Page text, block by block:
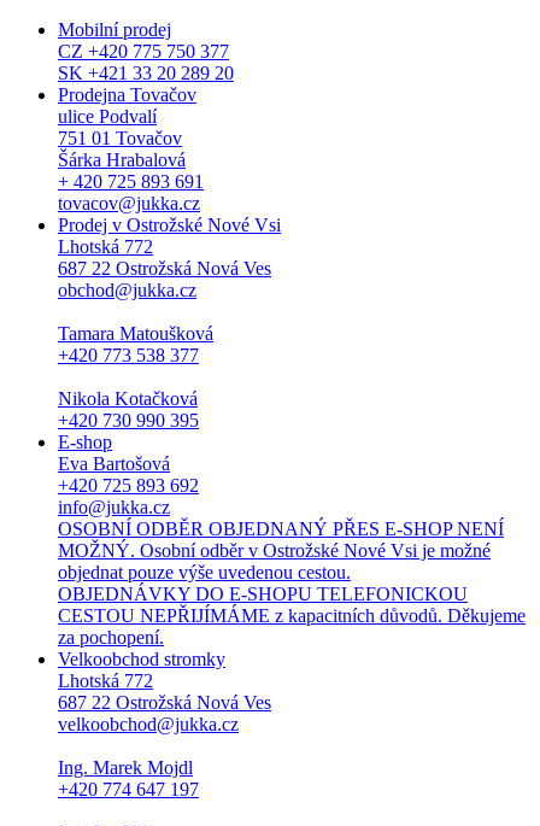
Mobilní prodej
CZ +420 775 750 377
SK +421 33 20 289 20
Prodejna Tovačov
ulice Podvalí
751 01 Tovačov
Šárka Hrabalová
+ 420 725 893 691
tovacov@jukka.cz
Prodej v Ostrožské Nové Vsi
Lhotská 772
687 22 Ostrožská Nová Ves
obchod@jukka.cz
Tamara Matoušková
+420 773 538 377
Nikola Kotačková
+420 730 990 395
E-shop
Eva Bartošová
+420 725 893 692
info@jukka.cz
OSOBNÍ ODBĚR OBJEDNANÝ PŘES E-SHOP NENÍ
MOŽNÝ. Osobní odběr v Ostrožské Nové Vsi je možné
objednat pouze výše uvedenou cestou.
OBJEDNÁVKY DO E-SHOPU TELEFONICKOU
CESTOU NEPŘIJÍMÁME z kapacitních důvodů. Děkujeme
za pochopení.
Velkoobchod stromky
Lhotská 772
687 22 Ostrožská Nová Ves
velkoobchod@jukka.cz
Ing. Marek Mojdl
+420 774 647 197